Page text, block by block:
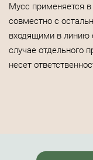
Мусс применяется
совместно с
входящими в линию
случае отдельного
несет